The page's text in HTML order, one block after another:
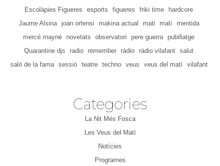
Escolàpies Figueres
esports figueres friki time
hardcore
Jaume Alsina
joan ortensi makina actual mati matí
mentida
mercè mayné
novetats observatori pere guerra pubillatge
Quarantine djs
radio remember ràdio ràdio vilafant salut
saló de la fama
sessió teatre techno veus veus del matí vilafant
Categories
La Nit Més Fosca
Les Veus del Matí
Notícies
Programes